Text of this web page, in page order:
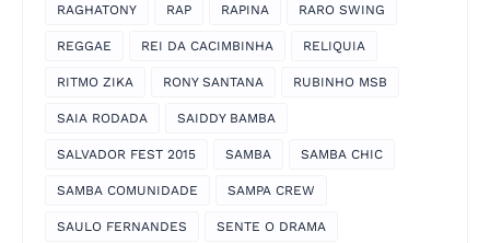
RAGHATONY RAP RAPINA RARO SWING
REGGAE REI DA CACIMBINHA RELIQUIA
RITMO ZIKA RONY SANTANA RUBINHO MSB
SAIA RODADA SAIDDY BAMBA
SALVADOR FEST 2015 SAMBA SAMBA CHIC
SAMBA COMUNIDADE SAMPA CREW
SAULO FERNANDES SENTE O DRAMA